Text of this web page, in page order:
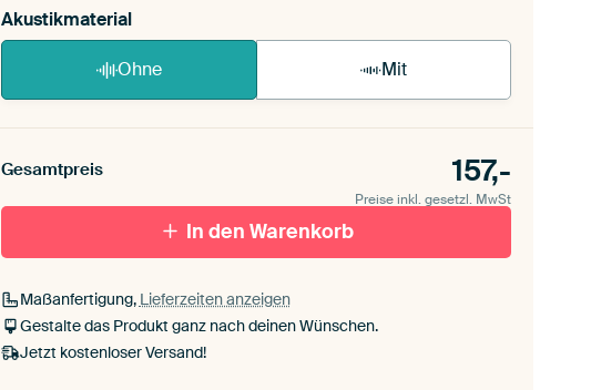
Akustikmaterial
Ohne Mit
Gesamtpreis 157,-
Preise inkl. gesetzl. MwSt
In den Warenkorb
Maßanfertigung, Lieferzeiten anzeigen
Gestalte das Produkt ganz nach deinen Wünschen.
Jetzt kostenloser Versand!